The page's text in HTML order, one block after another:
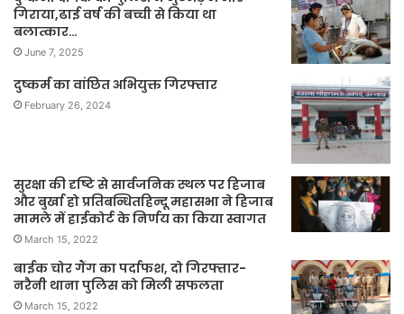
गिराया,ढाई वर्ष की बच्ची से किया था
बलात्कार…
June 7, 2025
दुष्कर्म का वांछित अभियुक्त गिरफ्तार
February 26, 2024
सुरक्षा की दृष्टि से सार्वजनिक स्थल पर हिजाब
और बुर्खा हो प्रतिबन्धितहिन्दू महासभा ने हिजाब
मामले में हाईकोर्ट के निर्णय का किया स्वागत
March 15, 2022
बाईक चोर गैंग का पर्दाफश, दो गिरफ्तार-
नरैनी थाना पुलिस को मिली सफलता
March 15, 2022